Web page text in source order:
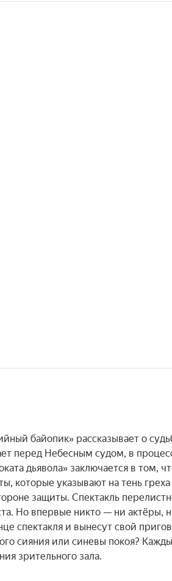
байопик» рассказывает о
перед Небесным судом, в
дьявола» заключается в том,
которые указывают на тень
защиты. Спектакль
Но впервые никто — ни актёры,
спектакля и вынесут свой
сияния или синевы покоя?
зрительного зала.